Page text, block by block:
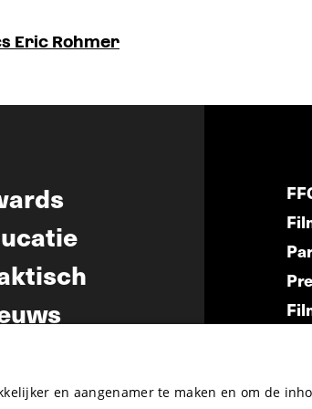
Eric Rohmer
en aangenamer te maken en om de